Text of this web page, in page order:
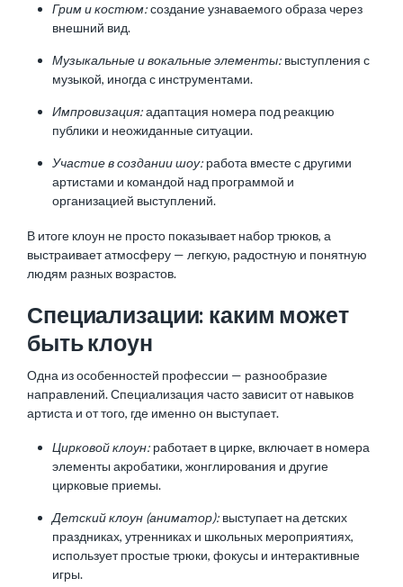
Грим и костюм:создание узнаваемого образа через
внешний вид.
Музыкальные и вокальные элементы: выступления с
музыкой, иногда с инструментами.
Импровизация:адаптация номера под реакцию
публики и неожиданные ситуации.
Участие в создании шоу: работа вместе с другими
артистами и командой над программой и
организацией выступлений.
В итоге клоун не просто показывает набор трюков, а
выстраивает атмосферу — легкую, радостную и понятную
людям разных возрастов.
Специализации: каким может
быть клоун
Одна из особенностей профессии — разнообразие
направлений. Специализация часто зависит от навыков
артиста и от того, где именно он выступает.
Цирковой клоун: работает в цирке, включает в номера
элементы акробатики, жонглирования и другие
цирковые приемы.
Детский клоун (аниматор): выступает на детских
праздниках, утренниках и школьных мероприятиях,
использует простые трюки, фокусы и интерактивные
игры.